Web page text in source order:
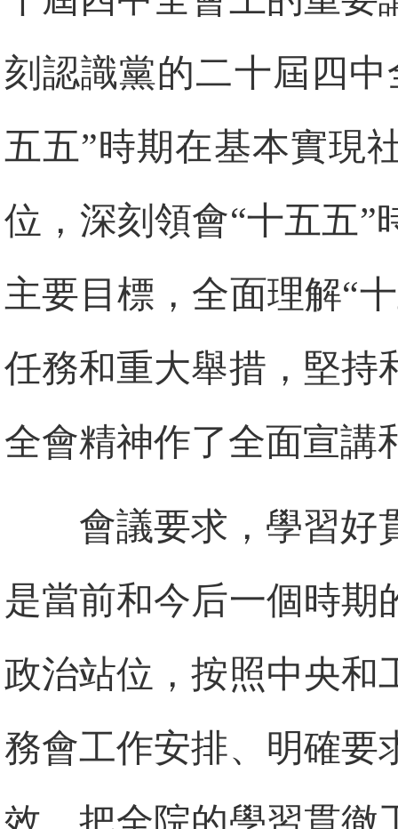
刻認識黨的二十屆四
五五”時期在基本實現
位，深刻領會“十五五”
主要目標，全面理解“
任務和重大舉措，堅持
全會精神作了全面宣講
會議要求，學習好
是當前和今后一個時期
政治站位，按照中央和
務會工作安排、明確要